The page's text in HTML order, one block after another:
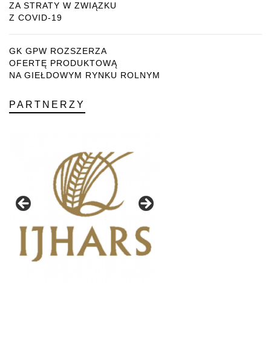
ZA STRATY W ZWIĄZKU
Z COVID-19
GK GPW ROZSZERZA
OFERTĘ PRODUKTOWĄ
NA GIEŁDOWYM RYNKU ROLNYM
PARTNERZY